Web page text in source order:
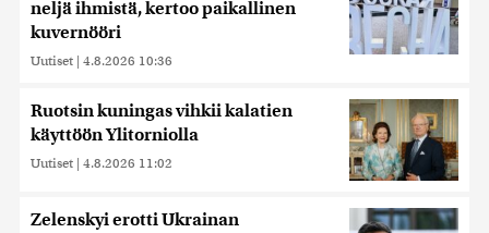
neljä ihmistä, kertoo paikallinen
kuvernööri
Uutiset | 4.8.2026 10:36
Ruotsin kuningas vihkii kalatien
käyttöön Ylitorniolla
Uutiset | 4.8.2026 11:02
Zelenskyi erotti Ukrainan